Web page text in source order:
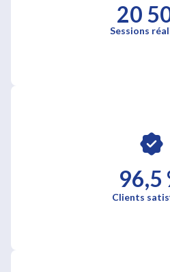
20
Sessions
96,5
Clients